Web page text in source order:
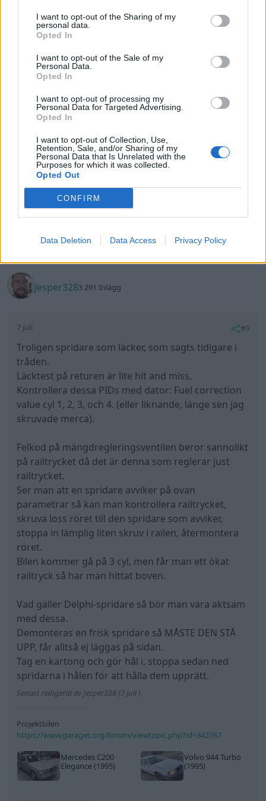
I want to opt-out of the Sharing of my
personal data.
Opted In
I want to opt-out of the Sale of my
Personal Data.
Opted In
I want to opt-out of processing my
Personal Data for Targeted Advertising.
Opted In
I want to opt-out of Collection, Use,
Retention, Sale, and/or Sharing of my
Personal Data that Is Unrelated with the
Purposes for which it was collected.
Opted Out
CONFIRM
Data Deletion Data Access Privacy Policy
Läcktest avslöjar ingenting, 3 minuter igår och fick
nog knappt upp ganska jämnt på 3 av spridarna
med låg mång, spridare till cyl2 nästan ingenting
alls, fick dock hålla emot läckagetestet då den
bubblade om man lät den sitta av sig självt.
Går ju pendla med och byter samt kodar gärna
spridare men vore ju trevligt att veta vilken och att
det faktiskt är problemet.
Bytte Fuel Quantity Valve på Högtryckspumpen för
ett par månader sedan för att motverka detta men
icke! Även bränslefilter är bytt.
Kom du fram till nånting har exakt samma fast jag
ännu inte bytt dendär fuel quality valve
"S204" (2013)
Chevrolet Bel-air
(1963)
Jesper3283 291 Inlägg
7 juli #9
Troligen spridare som läcker, som sagts tidigare i
tråden.
Läcktest på returen är lite hit and miss.
Kontrollera dessa PIDs med dator: Fuel correction
value cyl 1, 2, 3, och 4. (eller liknande, länge sen jag
skruvade merca).
Felkod på mängdregleringsventilen beror sannolikt
på railtrycket då det är denna som reglerar just
railtrycket.
Ser man att en spridare avviker på ovan
parametrar så kan man kontrollera railtrycket,
skruva loss röret till den spridare som avviker,
stoppa in lämplig liten skruv i railen, återmontera
röret.
Bilen kommer gå på 3 cyl, men får man ett ökat
railtryck så har man hittat boven.
Vad gäller Delphi-spridare så bör man vara aktsam
med dessa.
Demonteras en frisk spridare så MÅSTE DEN STÅ
UPP, får alltså ej läggas på sidan.
Tag en kartong och gör hål i, stoppa sedan ned
spridarna i hålen för att hålla dem upprätt.
Senast redigerat av Jesper328 (7 juli )
Projektbilen
https://www.garaget.org/forum/viewtopic.php?id=342767
Mercedes C200
Elegance (1995)
Volvo 944 Turbo
(1995)